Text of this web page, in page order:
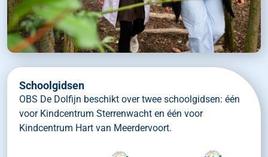
Schoolgidsen
OBS De Dolfijn beschikt over twee schoolgidsen: één
voor Kindcentrum Sterrenwacht en één voor
Kindcentrum Hart van Meerdervoort.